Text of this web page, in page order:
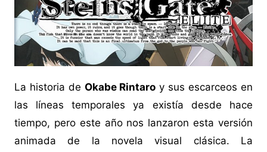
La historia de Okabe Rintaro y sus escarceos en
las líneas temporales ya existía desde hace
tiempo, pero este año nos lanzaron esta versión
animada de la novela visual clásica. La